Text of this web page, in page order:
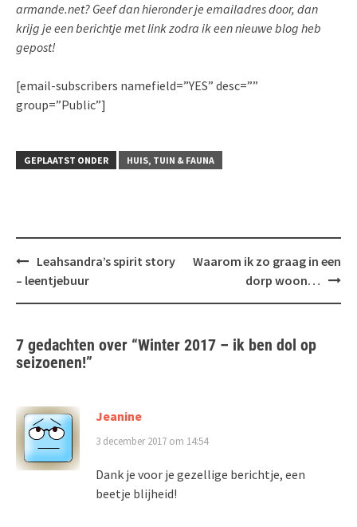
armande.net? Geef dan hieronder je emailadres door, dan
krijg je een berichtje met link zodra ik een nieuwe blog heb
gepost!
[email-subscribers namefield=”YES” desc=””
group=”Public”]
GEPLAATST ONDER HUIS, TUIN & FAUNA
Bericht
navigatie
Leahsandra’s spirit story
– leentjebuur
Waarom ik zo graag in een
dorp woon…
7 gedachten over “Winter 2017 – ik ben dol op
seizoenen!”
Jeanine
3 december 2017 om 14:54
Dank je voor je gezellige berichtje, een
beetje blijheid!